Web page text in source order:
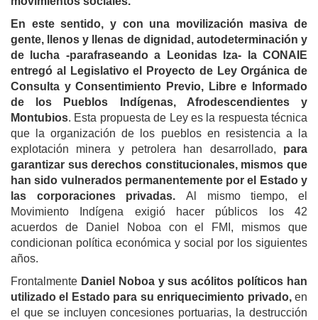
En este sentido, y con una movilización masiva de
gente, llenos y llenas de dignidad, autodeterminación y
de lucha -parafraseando a Leonidas Iza- la CONAIE
entregó al Legislativo el Proyecto de Ley Orgánica de
Consulta y Consentimiento Previo, Libre e Informado
de los Pueblos Indígenas, Afrodescendientes y
Montubios. Esta propuesta de Ley es la respuesta técnica
que la organización de los pueblos en resistencia a la
explotación minera y petrolera han desarrollado, para
garantizar sus derechos constitucionales, mismos que
han sido vulnerados permanentemente por el Estado y
las corporaciones privadas. Al mismo tiempo, el
Movimiento Indígena exigió hacer públicos los 42
acuerdos de Daniel Noboa con el FMI, mismos que
condicionan política económica y social por los siguientes
años.
Frontalmente Daniel Noboa y sus acólitos políticos han
utilizado el Estado para su enriquecimiento privado, en
el que se incluyen concesiones portuarias, la destrucción